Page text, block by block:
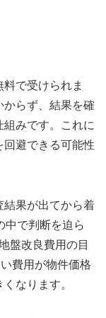
で受けられま
らず、結果を確
みです。これに
回避できる可能性
結果が出てから着
中で判断を迫ら
盤改良費用の目
費用が物件価格
なります。